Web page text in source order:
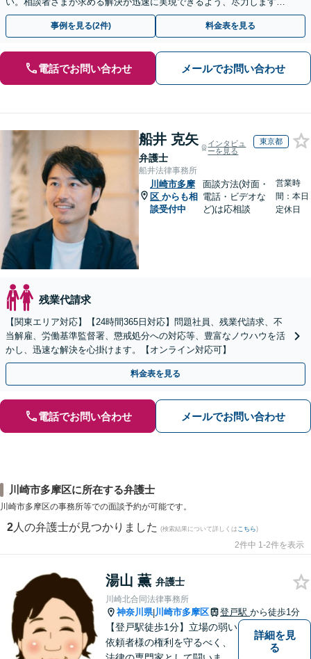
【初回相談無料】【着手金無料あり】【労使ともに対応】
事例を見る(2件) 料金表を見る
電話でお問い合わせ メールでお問い合わせ
船井 克矢
弁護士
インタビュ
ーを見る
東京都
船井法律事務所
川崎市多摩
区 からも相
談受付中
面談方法(対面・
電話・ビデオな
ど)は応相談
営業時
間：本日
定休日
残業代請求
【関東エリア対応】【24時間365日対応】問題社員、残業代請求、不
当解雇、労働基準監督署、懲戒処分への対応等、豊富なノウハウを活
かし、迅速な解決を心掛けます。【オンライン対応可】
料金表を見る
電話でお問い合わせ メールでお問い合わせ
川崎市多摩区に所在する弁護士
川崎市多摩区の事務所等での面談予約が可能です。
2 人の弁護士が見つかりました (検索結果について詳しくは こちら)
2件中 1-2件を表示
湯山 薫 弁護士
川崎北合同法律事務所
神奈川県|川崎市多摩区 登戸駅 から徒歩1分
【登戸駅徒歩1分】立場の弱い
依頼者様の権利を守るべく、
詳細を見
る